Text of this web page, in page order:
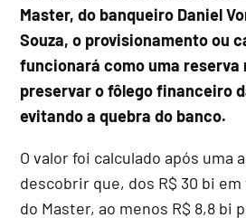
Master, do banqueiro Daniel
Souza, o provisionamento ou
funcionará como uma reserva
preservar o fôlego financeiro
evitando a quebra do banco.
O valor foi calculado após uma
descobrir que, dos R$ 30 bi
do Master, ao menos R$ 8,8 bi